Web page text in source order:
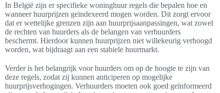
In België zijn er specifieke woninghuur regels die bepalen hoe en
wanneer huurprijzen geindexeerd mogen worden. Dit zorgt ervoor
dat er wettelijke grenzen zijn aan huurprijsaanpassingen, wat zowel
de rechten van huurders als de belangen van verhuurders
beschermt. Hierdoor kunnen huurprijzen niet willekeurig verhoogd
worden, wat bijdraagt aan een stabiele huurmarkt.
Verder is het belangrijk voor huurders om op de hoogte te zijn van
deze regels, zodat zij kunnen anticiperen op mogelijke
huurprijsverhogingen. Verhuurders moeten ook goed geïnformeerd